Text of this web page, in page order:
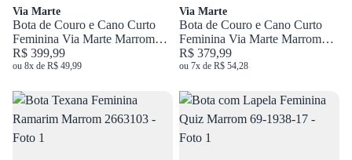
Via Marte
Bota de Couro e Cano Curto
Feminina Via Marte Marrom
340-001-01
R$ 399,99
ou 8x de R$ 49,99
Via Marte
Bota de Couro e Cano Curto
Feminina Via Marte Marrom
063-016-01
R$ 379,99
ou 7x de R$ 54,28